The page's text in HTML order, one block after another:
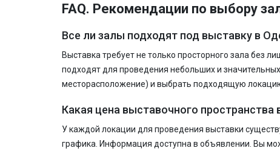
FAQ. Рекомендации по выбору
Все ли залы подходят под выставку в
Выставка требует не только просторного зала без
подходят для проведения небольших и
месторасположение) и выбрать подходящую
Какая цена выставочного пространства
У каждой локации для проведения выставки
графика. Информация доступна в объявлении. Вы